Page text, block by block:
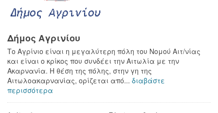
Δήμος Αγρινίου
Το Αγρίνιο είναι η μεγαλύτερη πόλη του Νομού Αιτ/νίας
και είναι ο κρίκος που συνδέει την Αιτωλία με την
Ακαρνανία. Η θέση της πόλης, στην γη της
Αιτωλοακαρνανίας, ορίζεται από... διαβάστε
περισσότερα